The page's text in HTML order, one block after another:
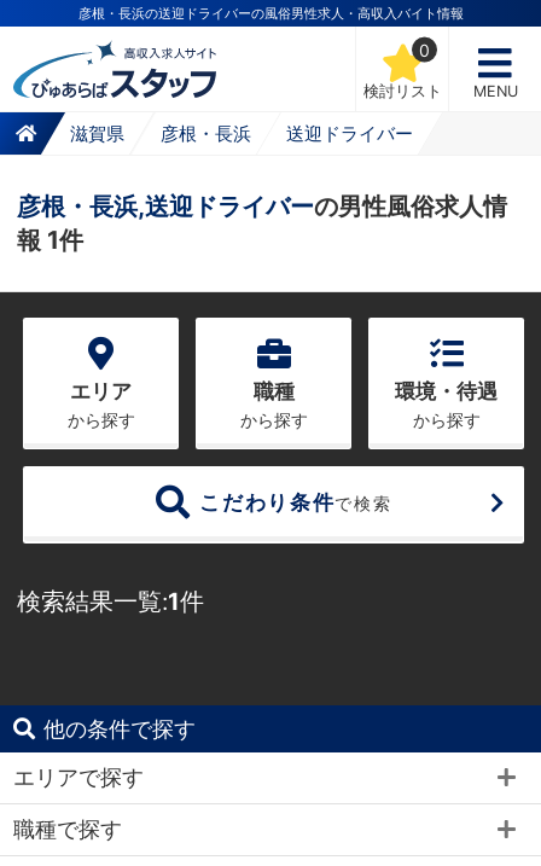
彦根・長浜の送迎ドライバーの風俗男性求人・高収入バイト情報
検討リスト
0
MENU
滋賀県 彦根・長浜 送迎ドライバー
彦根・長浜,送迎ドライバーの男性風俗求人情
報 1件
エリア
から探す
職種
から探す
環境・待遇
から探す
こだわり条件で検索
検索結果一覧:1件
他の条件で探す
エリアで探す
職種で探す